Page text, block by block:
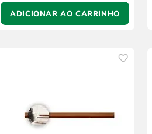
ADICIONAR AO CARRINHO